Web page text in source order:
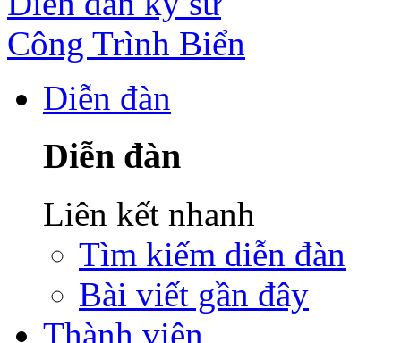
Diễn đàn
Diễn đàn
Liên kết nhanh
Tìm kiếm diễn đàn
Bài viết gần đây
Thành viên